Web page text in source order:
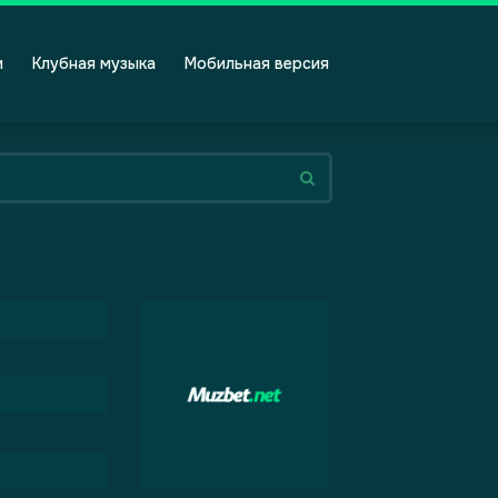
Клубная музыка Мобильная версия